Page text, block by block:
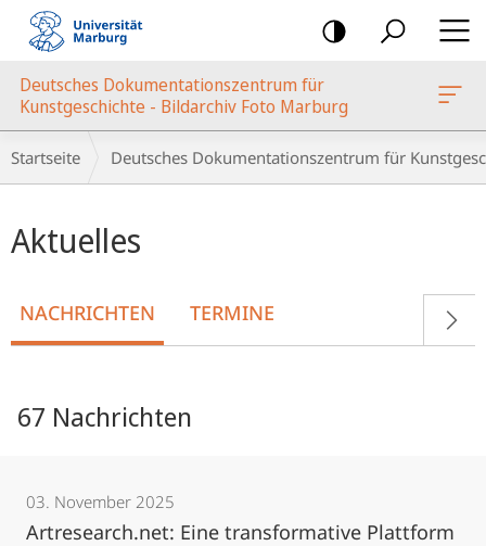
Mobile-
Navigation
Marburg
Deutsches Dokumentationszentrum für
Kunstgeschichte - Bildarchiv Foto Marburg
Breadcrumb-
Navigation
Startseite Deutsches Dokumentationszentrum für
Aktuelles
NACHRICHTEN TERMINE
67 Nachrichten
03. November 2025
Artresearch.net: Eine transformative Plattform